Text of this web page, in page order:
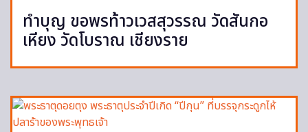
ทำบุญ ขอพรท้าวเวสสุวรรณ วัดสันกอ
เหียง วัดโบราณ เชียงราย